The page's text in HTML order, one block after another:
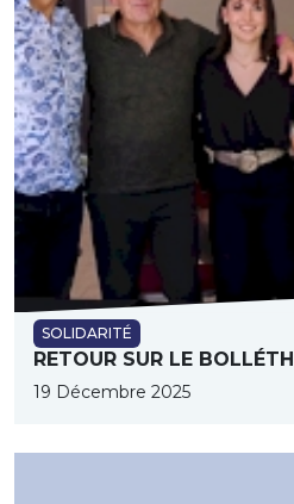
SOLIDARITÉ
RETOUR SUR LE
19 Décembre 2025